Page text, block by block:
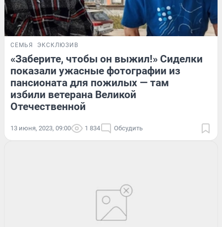
СЕМЬЯ ЭКСКЛЮЗИВ
«Заберите, чтобы он выжил!» Сиделки
показали ужасные фотографии из
пансионата для пожилых — там
избили ветерана Великой
Отечественной
13 июня, 2023, 09:00 1 834 Обсудить